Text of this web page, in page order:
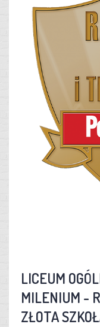
LICEUM
MILENIUM -
ZŁOTA